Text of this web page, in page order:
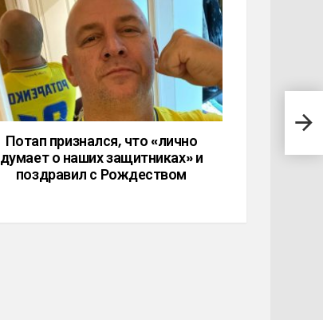
11
Потап признался, что «лично
думает о наших защитниках» и
поздравил с Рождеством